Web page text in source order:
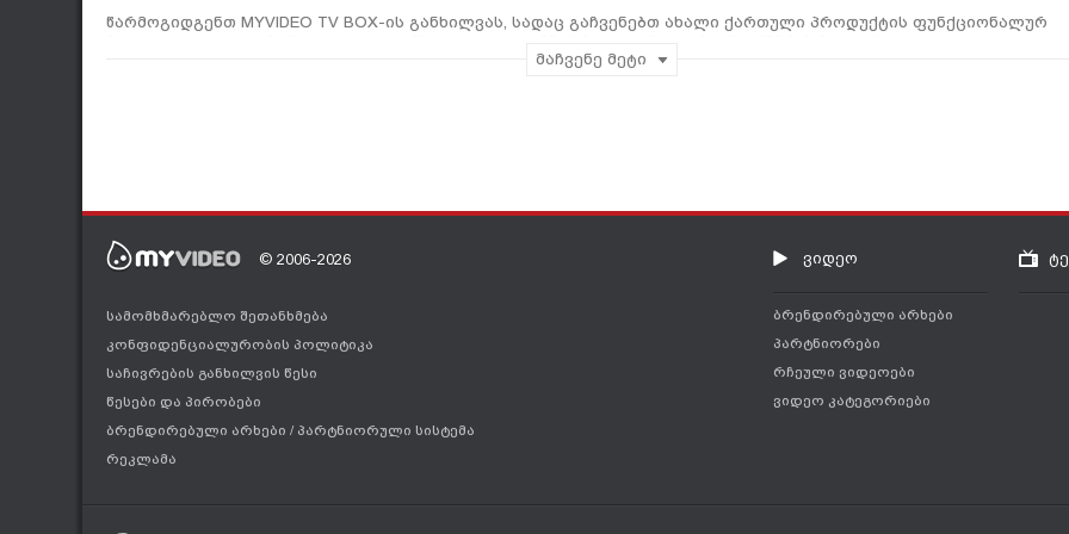
წარმოგიდგენთ MYVIDEO TV BOX-ის განხილვას, სადაც გაჩვენებთ ახალი ქართული პროდუქტის ფუნქციონალურ
მაჩვენე მეტი
© 2006-2026
სამომხმარებლო შეთანხმება
კონფიდენციალურობის პოლიტიკა
საჩივრების განხილვის წესი
წესები და პირობები
ბრენდირებული არხები / პარტნიორული სისტემა
რეკლამა
ვიდეო
ბრენდირებული არხები
პარტნიორები
რჩეული ვიდეოები
ვიდეო კატეგორიები